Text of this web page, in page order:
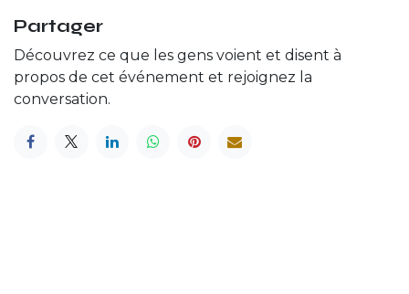
Partager
Découvrez ce que les gens voient et disent à
propos de cet événement et rejoignez la
conversation.